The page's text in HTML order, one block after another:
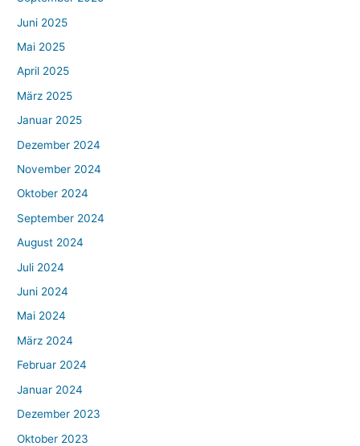
Juni 2025
Mai 2025
April 2025
März 2025
Januar 2025
Dezember 2024
November 2024
Oktober 2024
September 2024
August 2024
Juli 2024
Juni 2024
Mai 2024
März 2024
Februar 2024
Januar 2024
Dezember 2023
Oktober 2023